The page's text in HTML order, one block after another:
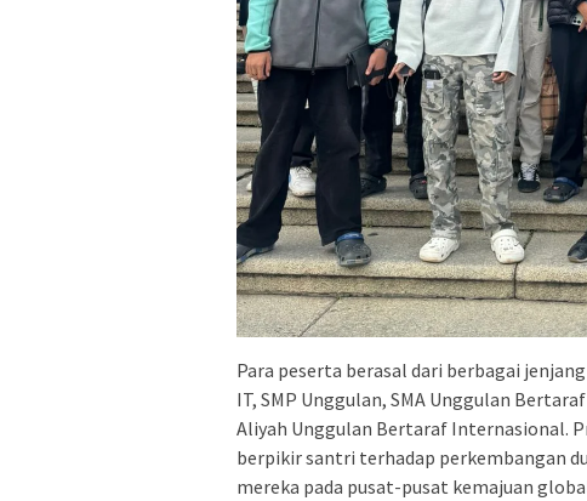
Para peserta berasal dari berbagai
IT, SMP Unggulan, SMA Unggulan
Aliyah Unggulan Bertaraf Internasional.
berpikir santri terhadap perkembangan
mereka pada pusat-pusat kemajuan